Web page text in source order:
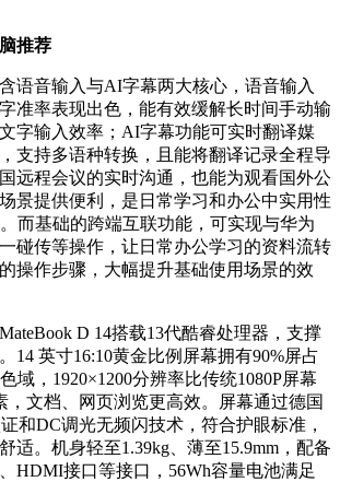
推荐
语音输入与AI字幕两大核心，语音输入
准率表现出色，能有效缓解长时间手动输
字输入效率；AI字幕功能可实时翻译媒
支持多语种转换，且能将翻译记录全程导
远程会议的实时沟通，也能为观看国外公
景提供便利，是日常学习和办公中实用性
而基础的跨端互联功能，可实现与华为
碰传等操作，让日常办公学习的资料流转
操作步骤，大幅提升基础使用场景的效
D 14搭载13代酷睿处理器，支撑
14 英寸16:10黄金比例屏幕拥有90%屏占
域，1920×1200分辨率比传统1080P屏幕
，文档、网页浏览更高效。屏幕通过德国
和DC调光无频闪技术，符合护眼标准，
适。机身轻至1.39kg、薄至15.9mm，配备
HDMI接口等接口，56Wh容量电池满足